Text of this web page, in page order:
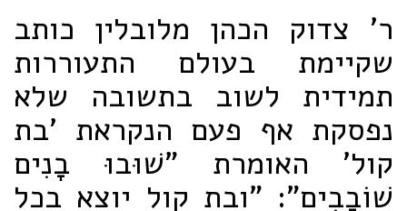
ר' צדוק הכהן מלובלין כותב
שקיימת בעולם התעוררות
תמידית לשוב בתשובה שלא
נפסקת אף פעם הנקראת 'בת
קול' האומרת "שׁוּבוּ בָנִים
שׁוֹבָבִים": "ובת קול יוצא בכל